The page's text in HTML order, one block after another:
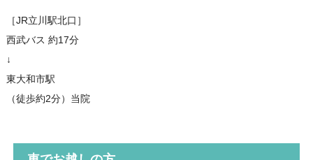
［JR立川駅北口］
西武バス 約17分
↓
東大和市駅
（徒歩約2分）当院